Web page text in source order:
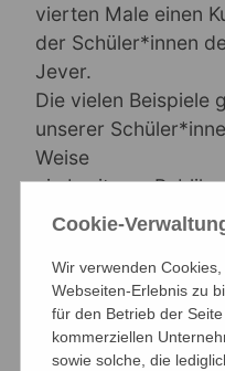
vierten Male einen
der Schüler*innen
Jever.
Die vielen Beispiele
unserer
Weise
ein breiteres
kleinen Ausschnitt
Jahr wieder
bin ich baff
und Phantasie, die
steckt.
Cookie-
Wir verwenden
Webseiten-Erlebnis zu
für den Betrieb der
kommerziellen
sowie solche, die